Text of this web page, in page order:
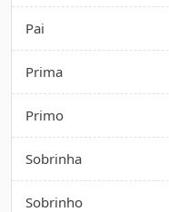
Pai
Prima
Primo
Sobrinha
Sobrinho